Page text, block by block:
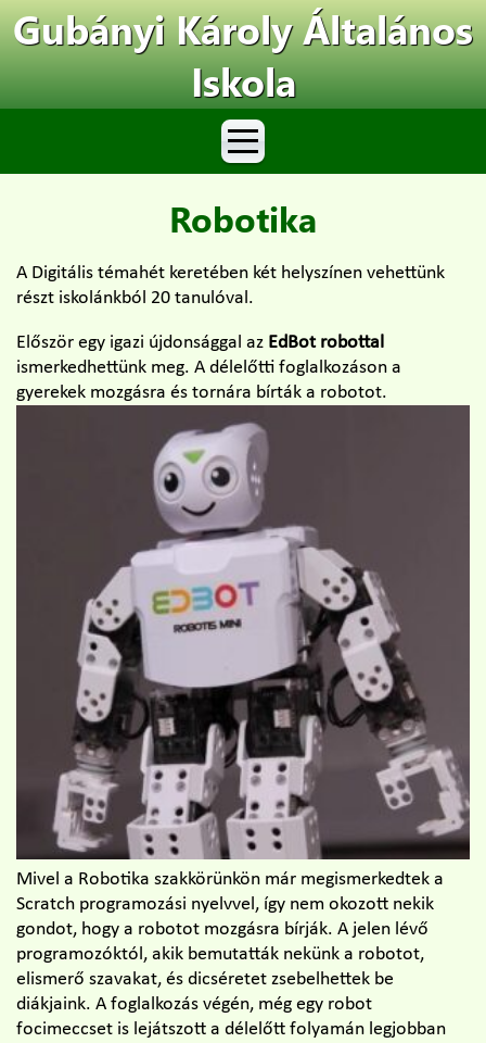
Gubányi Károly Általános
Iskola
Robotika
A Digitális témahét keretében két helyszínen vehettünk
részt iskolánkból 20 tanulóval.
Először egy igazi újdonsággal az EdBot robottal
ismerkedhettünk meg. A délelőtti foglalkozáson a
gyerekek mozgásra és tornára bírták a robotot.
Mivel a Robotika szakkörünkön már megismerkedtek a
Scratch programozási nyelvvel, így nem okozott nekik
gondot, hogy a robotot mozgásra bírják. A jelen lévő
programozóktól, akik bemutatták nekünk a robotot,
elismerő szavakat, és dicséretet zsebelhettek be
diákjaink. A foglalkozás végén, még egy robot
focimeccset is lejátszott a délelőtt folyamán legjobban